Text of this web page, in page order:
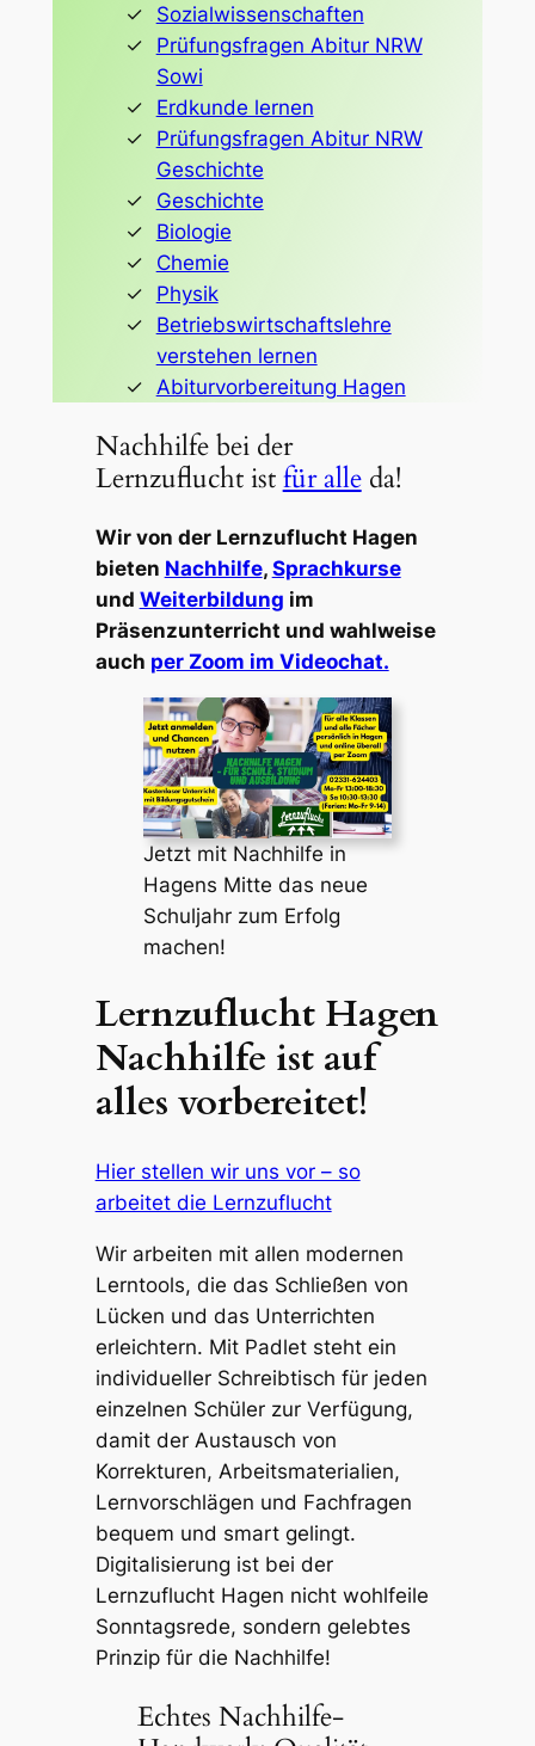
Sozialwissenschaften
Prüfungsfragen Abitur NRW
Sowi
Erdkunde lernen
Prüfungsfragen Abitur NRW
Geschichte
Geschichte
Biologie
Chemie
Physik
Betriebswirtschaftslehre
verstehen lernen
Abiturvorbereitung Hagen
Nachhilfe bei der
Lernzuflucht istfür alleda!
Wir von der Lernzuflucht Hagen
bieten Nachhilfe, Sprachkurse
und Weiterbildung im
Präsenzunterricht und wahlweise
auch per Zoom im Videochat.
Jetzt mit Nachhilfe in
Hagens Mitte das neue
Schuljahr zum Erfolg
machen!
Lernzuflucht Hagen
Nachhilfe ist auf
alles vorbereitet!
Hier stellen wir uns vor – so
arbeitet die Lernzuflucht
Wir arbeiten mit allen modernen
Lerntools, die das Schließen von
Lücken und das Unterrichten
erleichtern. Mit Padlet steht ein
individueller Schreibtisch für jeden
einzelnen Schüler zur Verfügung,
damit der Austausch von
Korrekturen, Arbeitsmaterialien,
Lernvorschlägen und Fachfragen
bequem und smart gelingt.
Digitalisierung ist bei der
Lernzuflucht Hagen nicht wohlfeile
Sonntagsrede, sondern gelebtes
Prinzip für die Nachhilfe!
Echtes Nachhilfe-